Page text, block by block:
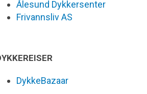
Ålesund Dykkersenter
Frivannsliv AS
DykkeBazaar